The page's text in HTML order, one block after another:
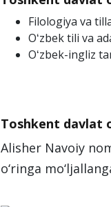
Filologiya va
Oʻzbek tili va
Oʻzbek-ingliz
Toshkent davlat
Alisher Navoiy
o‘ringa